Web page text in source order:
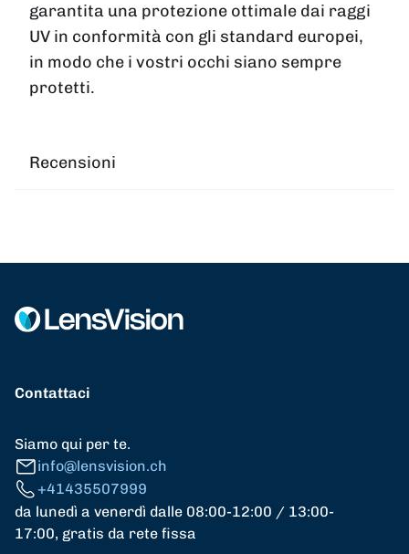
garantita una protezione ottimale dai raggi
UV in conformità con gli standard europei,
in modo che i vostri occhi siano sempre
protetti.
Recensioni
Contattaci
Siamo qui per te.
info@lensvision.ch
+41435507999
da lunedì a venerdì dalle 08:00-12:00 / 13:00-
17:00, gratis da rete fissa